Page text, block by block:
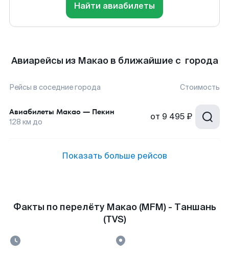
Найти авиабилеты
Авиарейсы из Макао в ближайшие с города
Рейсы в соседние города Стоимость
Авиабилеты Макао — Пекин
128 км до от 9 495 ₽
Показать больше рейсов
Факты по перелёту Макао (MFM) - Таншань
(TVS)